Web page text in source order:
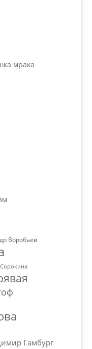
мрака
Воробьёв
Гамбург